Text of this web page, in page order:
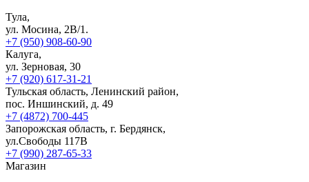
Тула,
ул. Мосина, 2В/1.
+7 (950) 908-60-90
Калуга,
ул. Зерновая, 30
+7 (920) 617-31-21
Тульская область, Ленинский район,
пос. Иншинский, д. 49
+7 (4872) 700-445
Запорожская область, г. Бердянск,
ул.Свободы 117В
+7 (990) 287-65-33
Магазин